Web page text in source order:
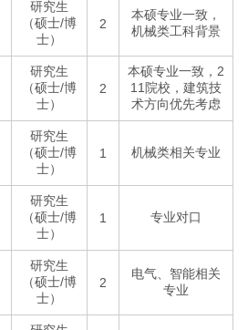
研究生
（硕士/博
士）
2
本硕专业一致，
机械类工科背景
研究生
（硕士/博
士）
2
本硕专业一致，2
11院校，建筑技
术方向优先考虑
研究生
（硕士/博
士）
1 机械类相关专业
研究生
（硕士/博
士）
1 专业对口
研究生
（硕士/博
士）
2
电气、智能相关
专业